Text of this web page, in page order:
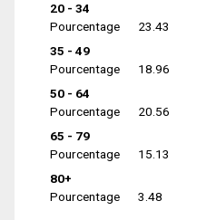
20 - 34
Pourcentage
23.43
35 - 49
Pourcentage
18.96
50 - 64
Pourcentage
20.56
65 - 79
Pourcentage
15.13
80+
Pourcentage
3.48